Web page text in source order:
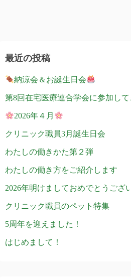
最近の投稿
納涼会＆お誕生日会
第8回在宅医療連合学会に参加して
2026年４月
クリニック職員3月誕生日会
わたしの働きかた第２弾
わたしの働き方をご紹介します
2026年明けましておめでとうござ
クリニック職員のペット特集
5周年を迎えました！
はじめまして！